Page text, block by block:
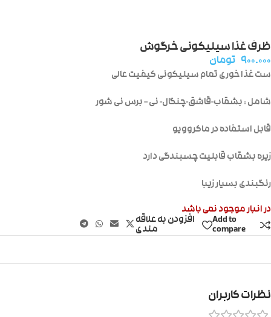
ظرف غذا سیلیکونی خرگوش
۹۰۰.۰۰۰ تومان
ست غذا خوری تمام سیلیکونی کیفیت عالی
شامل : بشقاب-قاشق-چنگال- نی – برس نی شور
قابل استفاده در ماکروویو
زیره بشقاب قابلیت چسبندگی دارد
رنگبندی بسیار زیبا
در انبار موجود نمی باشد
Add to
compare
افزودن به علاقه
مندی
نظرات کاربران